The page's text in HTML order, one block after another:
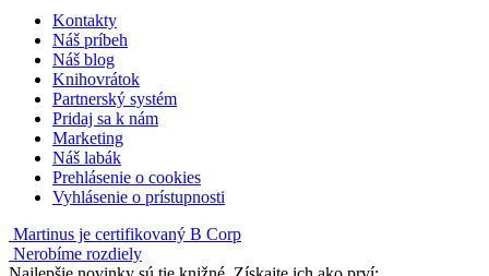
Kontakty
Náš príbeh
Náš blog
Knihovrátok
Partnerský systém
Pridaj sa k nám
Marketing
Náš labák
Prehlásenie o cookies
Vyhlásenie o prístupnosti
Martinus je certifikovaný B Corp
Nerobíme rozdiely